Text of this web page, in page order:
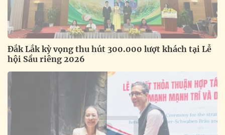
Đắk Lắk kỳ vọng thu hút 300.000 lượt khách tại Lễ
hội Sầu riêng 2026